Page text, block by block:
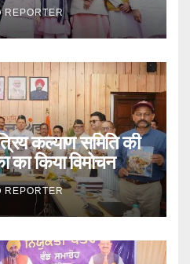
REPORTER
कल्याण समिति की
का किया विमोचन
REPORTER